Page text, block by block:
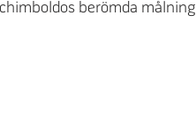
berömda målning